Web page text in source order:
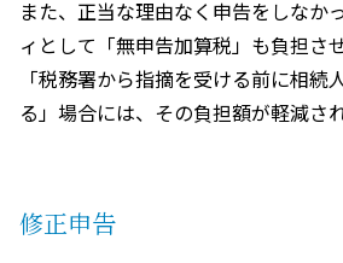
また、正当な理由なく申告をしなか
ィとして「無申告加算税」も負担さ
「税務署から指摘を受ける前に相続
る」場合には、その負担額が軽減され
修正申告